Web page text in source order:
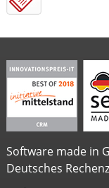
Software made in
Deutsches